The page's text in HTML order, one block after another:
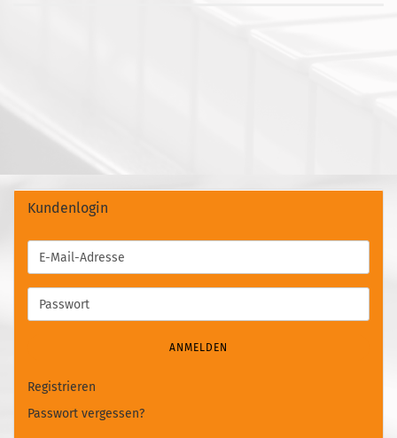
Kundenlogin
E-
Mail-
Adresse
Passwort
ANMELDEN
Registrieren
Passwort vergessen?